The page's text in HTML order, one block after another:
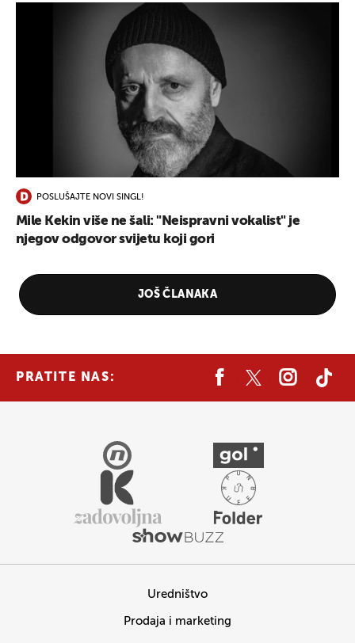
POSLUŠAJTE NOVI SINGL!
Mile Kekin više ne šali: "Neispravni vokalist" je
njegov odgovor svijetu koji gori
JOŠ ČLANAKA
PRATITE NAS:
Uredništvo
Prodaja i marketing